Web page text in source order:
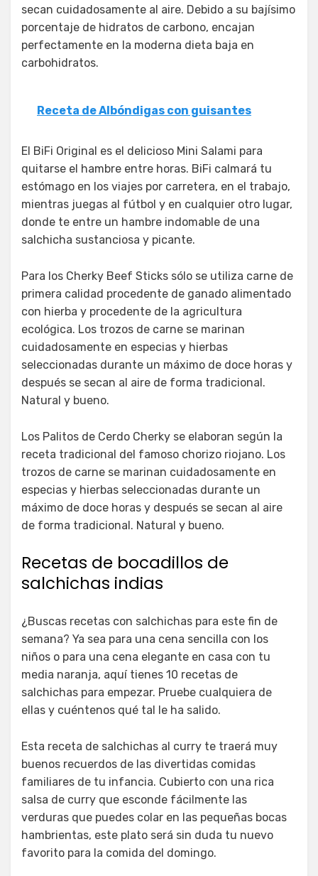
secan cuidadosamente al aire. Debido a su bajísimo
porcentaje de hidratos de carbono, encajan
perfectamente en la moderna dieta baja en
carbohidratos.
Receta de Albóndigas con guisantes
El BiFi Original es el delicioso Mini Salami para
quitarse el hambre entre horas. BiFi calmará tu
estómago en los viajes por carretera, en el trabajo,
mientras juegas al fútbol y en cualquier otro lugar,
donde te entre un hambre indomable de una
salchicha sustanciosa y picante.
Para los Cherky Beef Sticks sólo se utiliza carne de
primera calidad procedente de ganado alimentado
con hierba y procedente de la agricultura
ecológica. Los trozos de carne se marinan
cuidadosamente en especias y hierbas
seleccionadas durante un máximo de doce horas y
después se secan al aire de forma tradicional.
Natural y bueno.
Los Palitos de Cerdo Cherky se elaboran según la
receta tradicional del famoso chorizo riojano. Los
trozos de carne se marinan cuidadosamente en
especias y hierbas seleccionadas durante un
máximo de doce horas y después se secan al aire
de forma tradicional. Natural y bueno.
Recetas de bocadillos de
salchichas indias
¿Buscas recetas con salchichas para este fin de
semana? Ya sea para una cena sencilla con los
niños o para una cena elegante en casa con tu
media naranja, aquí tienes 10 recetas de
salchichas para empezar. Pruebe cualquiera de
ellas y cuéntenos qué tal le ha salido.
Esta receta de salchichas al curry te traerá muy
buenos recuerdos de las divertidas comidas
familiares de tu infancia. Cubierto con una rica
salsa de curry que esconde fácilmente las
verduras que puedes colar en las pequeñas bocas
hambrientas, este plato será sin duda tu nuevo
favorito para la comida del domingo.